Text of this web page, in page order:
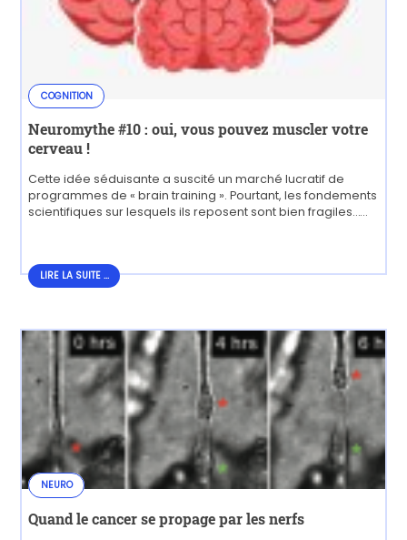
COGNITION
Neuromythe #10 : oui, vous pouvez muscler votre
cerveau !
Cette idée séduisante a suscité un marché lucratif de
programmes de « brain training ». Pourtant, les fondements
scientifiques sur lesquels ils reposent sont bien fragiles…...
LIRE LA SUITE ...
NEURO
Quand le cancer se propage par les nerfs